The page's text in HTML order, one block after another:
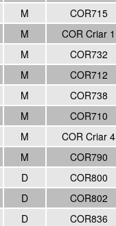
M COR715
M COR Criar 1
M COR732
M COR712
M COR738
M COR710
M COR Criar 4
M COR790
D COR800
D COR802
D COR836